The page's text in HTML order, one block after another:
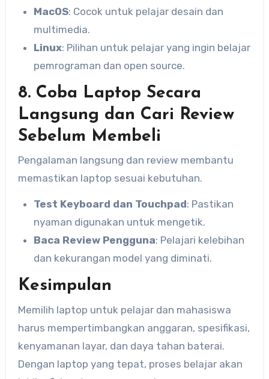
MacOS: Cocok untuk pelajar desain dan
multimedia.
Linux: Pilihan untuk pelajar yang ingin belajar
pemrograman dan open source.
8. Coba Laptop Secara
Langsung dan Cari Review
Sebelum Membeli
Pengalaman langsung dan review membantu
memastikan laptop sesuai kebutuhan.
Test Keyboard dan Touchpad: Pastikan
nyaman digunakan untuk mengetik.
Baca Review Pengguna: Pelajari kelebihan
dan kekurangan model yang diminati.
Kesimpulan
Memilih laptop untuk pelajar dan mahasiswa
harus mempertimbangkan anggaran, spesifikasi,
kenyamanan layar, dan daya tahan baterai.
Dengan laptop yang tepat, proses belajar akan